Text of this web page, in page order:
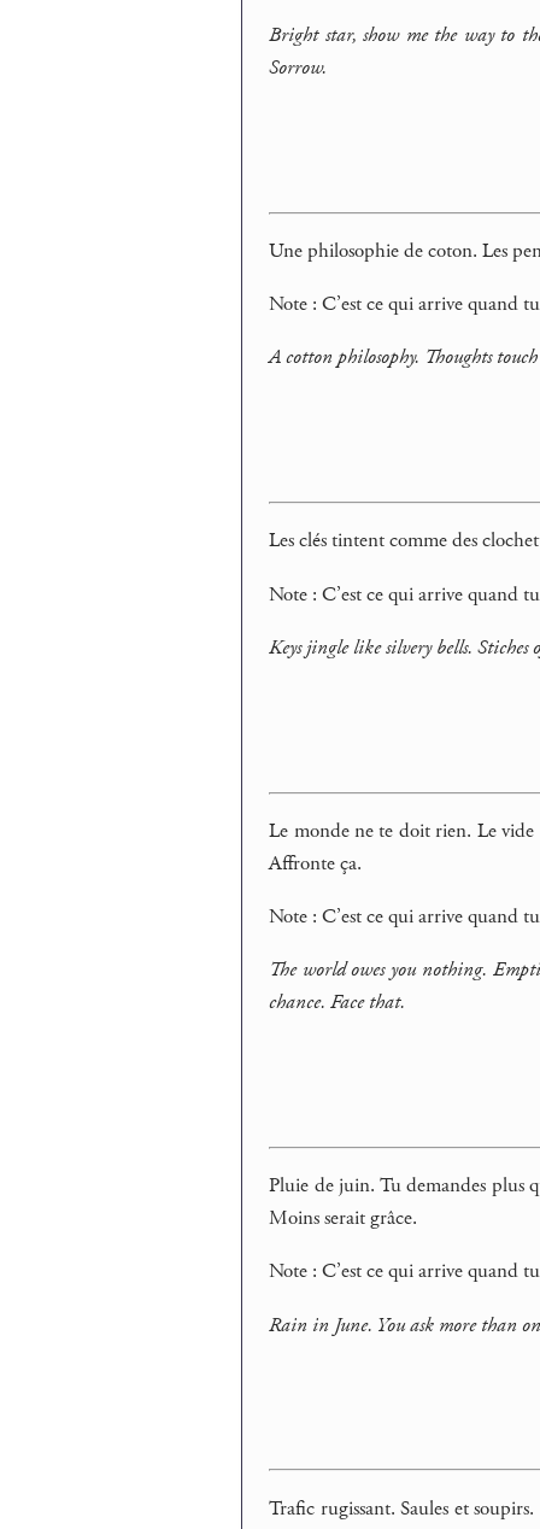
Bright star, show me the way to
Sorrow.
Une philosophie de coton. Les
Note : C’est ce qui arrive quand
A cotton philosophy. Thoughts
Les clés tintent comme des
Note : C’est ce qui arrive quand
Keys jingle like silvery bells.
Le monde ne te doit rien. Le vide
Affronte ça.
Note : C’est ce qui arrive quand
The world owes you nothing.
chance. Face that.
Pluie de juin. Tu demandes plus
Moins serait grâce.
Note : C’est ce qui arrive quand
Rain in June. You ask more than
Trafic rugissant. Saules et